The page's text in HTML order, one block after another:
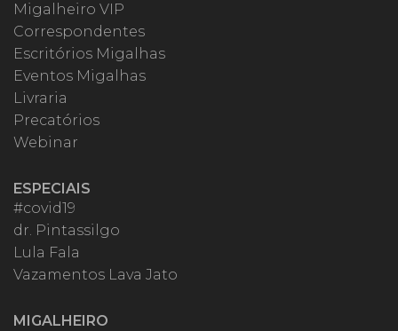
Migalheiro VIP
Correspondentes
Escritórios Migalhas
Eventos Migalhas
Livraria
Precatórios
Webinar
ESPECIAIS
#covid19
dr. Pintassilgo
Lula Fala
Vazamentos Lava Jato
MIGALHEIRO